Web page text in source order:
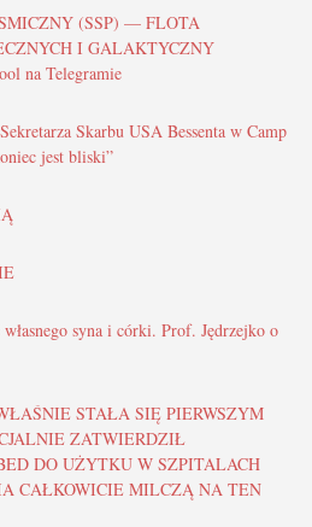
(SSP) — FLOTA
I GALAKTYCZNY
na Telegramie
Skarbu USA Bessenta w Camp
jest bliski”
własnego syna i córki. Prof. Jędrzejko o
STAŁA SIĘ PIERWSZYM
ZATWIERDZIŁ
DO UŻYTKU W SZPITALACH
CAŁKOWICIE MILCZĄ NA TEN